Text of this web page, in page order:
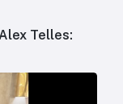
Telles: